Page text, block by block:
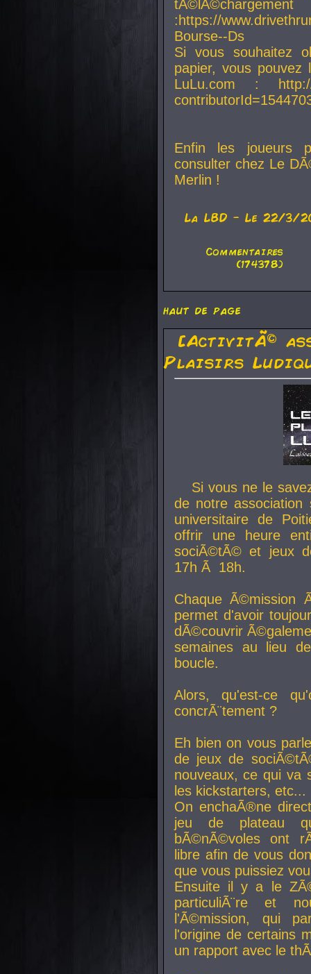
:https://
Bourse--Ds
Si vous souhaitez
papier, vous
LuLu.com : http://
Enfin les joueurs
consulter chez Le
Merlin !
La LBD - Le 22/3/
Commentaires
(174378)
haut de page
[ActivitÃ©
Plaisirs
Si vous ne le
de notre
universitaire de
offrir une heure
sociÃ©tÃ© et jeux
17h Ã 18h.
Chaque Ã©mission
permet d'avoir
dÃ©couvrir
semaines au lieu
boucle.
Alors, qu'est-ce
concrÃ¨tement ?
Eh bien on vous
de jeux de
nouveaux, ce qui va
les kickstarters, etc...
On enchaÃ®ne
jeu de plateau
bÃ©nÃ©voles ont
libre afin de vous
que vous puissiez
Ensuite il y a le
particuliÃ¨re et
l'Ã©mission, qui
l'origine de certains
un rapport avec le